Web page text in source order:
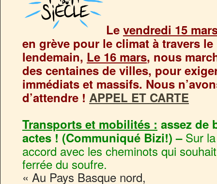
Le vendredi 15
en grève pour le climat à travers
lendemain, Le 16 mars, nous
des centaines de villes, pour
immédiats et massifs. Nous
d’attendre ! APPEL ET CARTE
Transports et mobilités : assez de
actes ! (Communiqué Bizi!) – Sur
accord avec les cheminots qui
ferrée du soufre.
« Au Pays Basque nord,